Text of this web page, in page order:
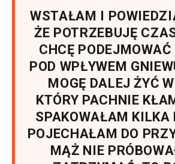
WSTAŁAM I
ŻE POTRZEBUJĘ
CHCĘ
POD WPŁYWEM
MOGĘ DALEJ ŻYĆ
KTÓRY PACHNIE
SPAKOWAŁAM KILKA
POJECHAŁAM DO
MĄŻ NIE